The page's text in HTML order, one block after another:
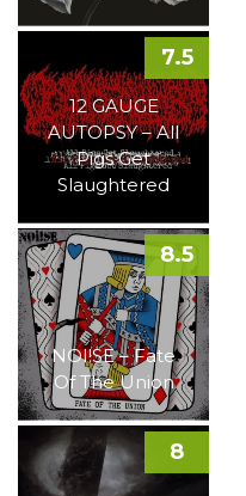
12 GAUGE
AUTOPSY – All
Pigs Get
Slaughtered
7.5
NOI!SE – Fate
Of The Union
8.5
8